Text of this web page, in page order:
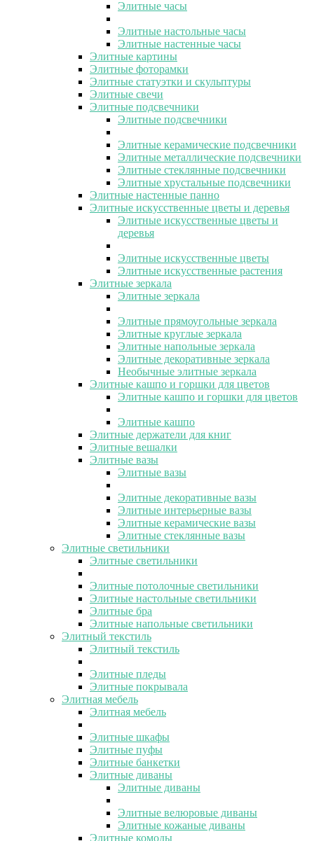
Элитные часы
Элитные настольные часы
Элитные настенные часы
Элитные картины
Элитные фоторамки
Элитные статуэтки и скульптуры
Элитные свечи
Элитные подсвечники
Элитные подсвечники
Элитные керамические подсвечники
Элитные металлические подсвечники
Элитные стеклянные подсвечники
Элитные хрустальные подсвечники
Элитные настенные панно
Элитные искусственные цветы и деревья
Элитные искусственные цветы и
деревья
Элитные искусственные цветы
Элитные искусственные растения
Элитные зеркала
Элитные зеркала
Элитные прямоугольные зеркала
Элитные круглые зеркала
Элитные напольные зеркала
Элитные декоративные зеркала
Необычные элитные зеркала
Элитные кашпо и горшки для цветов
Элитные кашпо и горшки для цветов
Элитные кашпо
Элитные держатели для книг
Элитные вешалки
Элитные вазы
Элитные вазы
Элитные декоративные вазы
Элитные интерьерные вазы
Элитные керамические вазы
Элитные стеклянные вазы
Элитные светильники
Элитные светильники
Элитные потолочные светильники
Элитные настольные светильники
Элитные бра
Элитные напольные светильники
Элитный текстиль
Элитный текстиль
Элитные пледы
Элитные покрывала
Элитная мебель
Элитная мебель
Элитные шкафы
Элитные пуфы
Элитные банкетки
Элитные диваны
Элитные диваны
Элитные велюровые диваны
Элитные кожаные диваны
Элитные комоды